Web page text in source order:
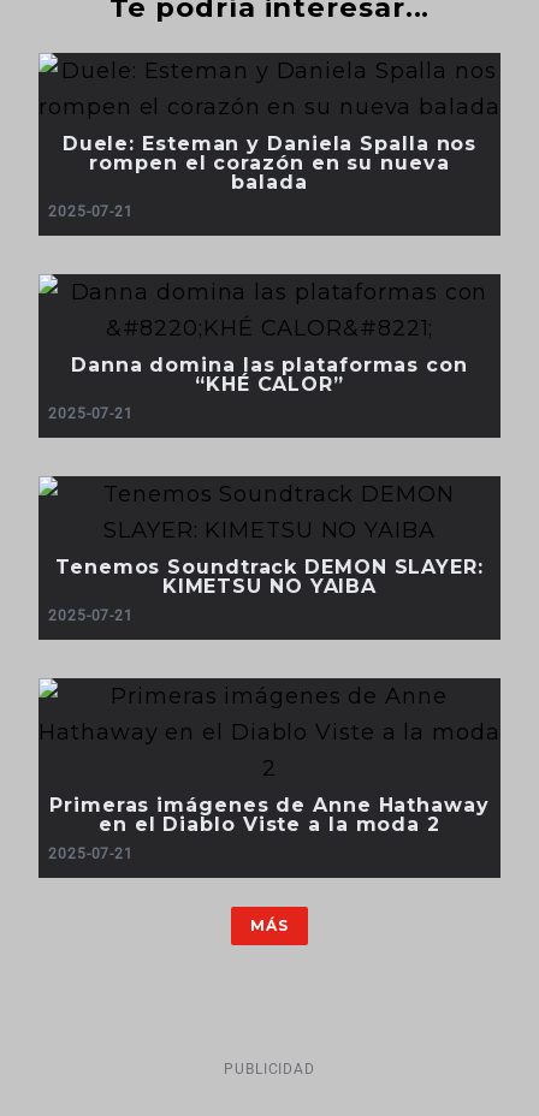
Te podría interesar...
Duele: Esteman y Daniela Spalla nos
rompen el corazón en su nueva
balada
2025-07-21
Danna domina las plataformas con
“KHÉ CALOR”
2025-07-21
Tenemos Soundtrack DEMON SLAYER:
KIMETSU NO YAIBA
2025-07-21
Primeras imágenes de Anne Hathaway
en el Diablo Viste a la moda 2
2025-07-21
MÁS
PUBLICIDAD